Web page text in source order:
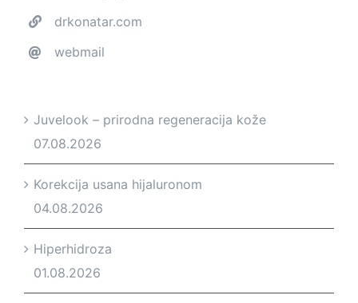
drkonatar.com
webmail
Juvelook – prirodna regeneracija kože
07.08.2026
Korekcija usana hijaluronom
04.08.2026
Hiperhidroza
01.08.2026